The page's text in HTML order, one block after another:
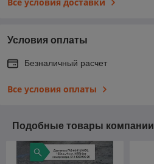
Условия оплаты
Безналичный расчет
Все условия оплаты
Подобные товары компании